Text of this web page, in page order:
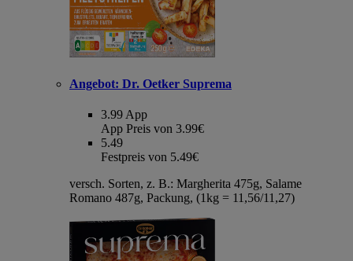
Angebot: Dr. Oetker Suprema
3.99 App
App Preis von 3.99€
5.49
Festpreis von 5.49€
versch. Sorten, z. B.: Margherita 475g, Salame
Romano 487g, Packung, (1kg = 11,56/11,27)